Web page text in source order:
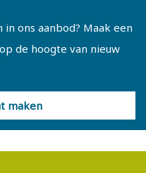
inpandige ruimte
een bezichtiging aan
ons aanbod? Maak een
de hoogte van nieuw
maken